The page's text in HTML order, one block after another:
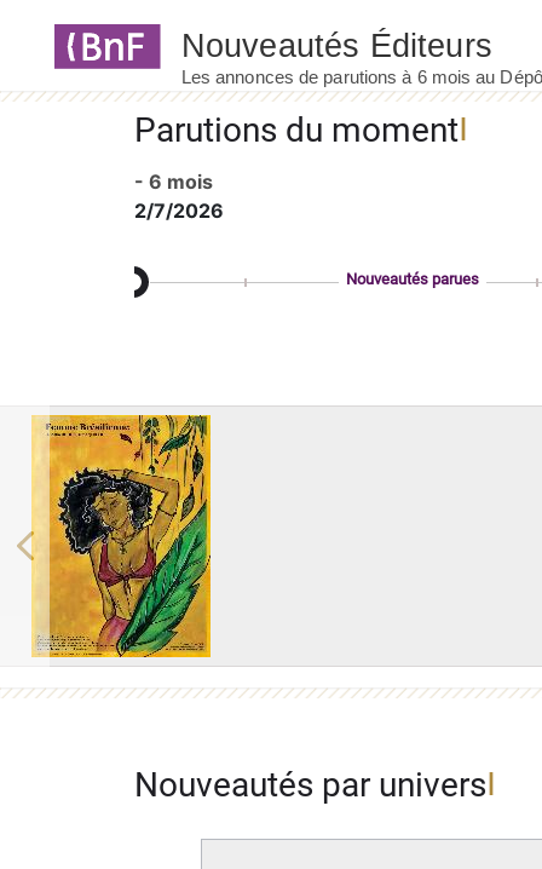
Parutions du moment
- 6 mois
2/7/2026
Nouveautés parues
Previous
Nouveautés par univers